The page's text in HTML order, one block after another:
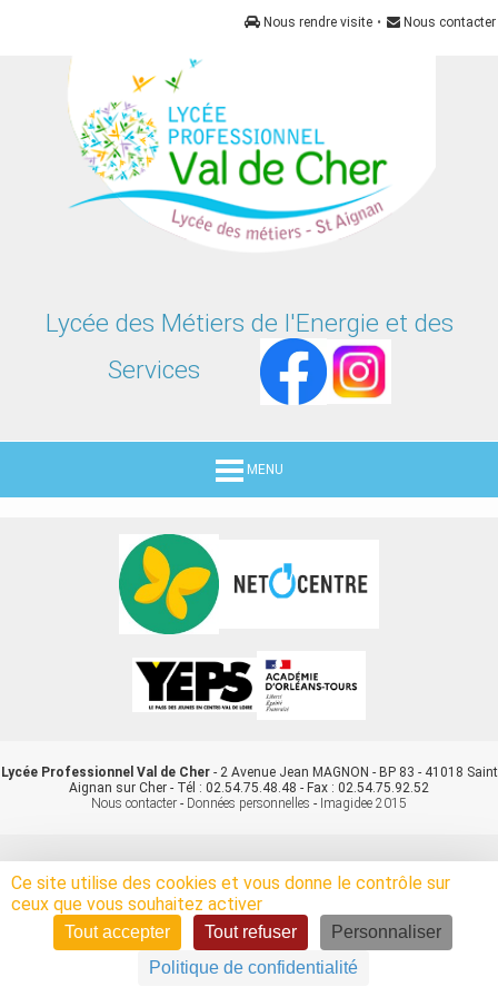
Nous contacter
•
Nous rendre visite
Lycée des Métiers de l'Energie et des
Services
MENU
Lycée Professionnel Val de Cher- 2 Avenue Jean MAGNON - BP 83 - 41018 Saint
Aignan sur Cher - Tél : 02.54.75.48.48 - Fax : 02.54.75.92.52
Nous contacter - Données personnelles - Imagidee 2015
Ce site utilise des cookies et vous donne le contrôle sur
ceux que vous souhaitez activer
Tout accepter Tout refuser
Personnaliser
Politique de confidentialité